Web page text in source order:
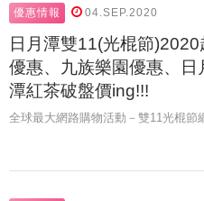
優惠情報 04.SEP.2020
日月潭雙11(光棍節
優惠、九族樂園優惠、日
潭紅茶破盤價ing!!!
全球最大網路購物活動－雙11光棍